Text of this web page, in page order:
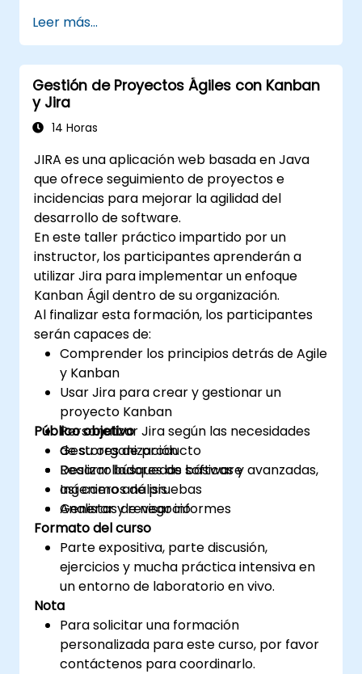
eficiente siguiendo las mejores prácticas.
Optimizar el uso del almacenamiento en
Jira e implementar estrategias de gestión
de datos.
Leer más...
Gestión de Proyectos Ágiles con Kanban
y Jira
14 Horas
JIRA es una aplicación web basada en Java
que ofrece seguimiento de proyectos e
incidencias para mejorar la agilidad del
desarrollo de software.
En este taller práctico impartido por un
instructor, los participantes aprenderán a
utilizar Jira para implementar un enfoque
Kanban Ágil dentro de su organización.
Al finalizar esta formación, los participantes
serán capaces de:
Comprender los principios detrás de Agile
y Kanban
Usar Jira para crear y gestionar un
proyecto Kanban
Personalizar Jira según las necesidades
de su organización
Realizar búsquedas básicas y avanzadas,
así como análisis
Generar y revisar informes
Público objetivo
Gestores de producto
Desarrolladores de software
Ingenieros de pruebas
Analistas de negocio
Formato del curso
Parte expositiva, parte discusión,
ejercicios y mucha práctica intensiva en
un entorno de laboratorio en vivo.
Nota
Para solicitar una formación
personalizada para este curso, por favor
contáctenos para coordinarlo.